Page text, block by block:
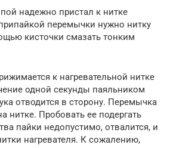
надежно пристал к нитке
перемычки нужно нитку
кисточки смазать тонким
к нагревательной нитке
одной секунды паяльником
отводится в сторону. Перемычка
нитке. Пробовать ее подергать
пайки недопустимо, отвалится, и
нагревателя. К сожалению,